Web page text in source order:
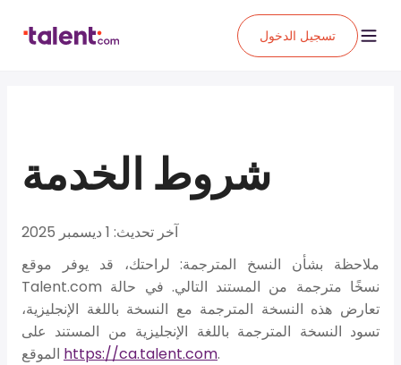
تسجيل الدخول
شروط الخدمة
آخر تحديث: 1 ديسمبر 2025
ملاحظة بشأن النسخ المترجمة:لراحتك، قد يوفر موقع
Talent.com نسخًا مترجمة من المستند التالي. في حالة
تعارض هذه النسخة المترجمة مع النسخة باللغة الإنجليزية،
تسود النسخة المترجمة باللغة الإنجليزية من المستند على
https://ca.talent.com.